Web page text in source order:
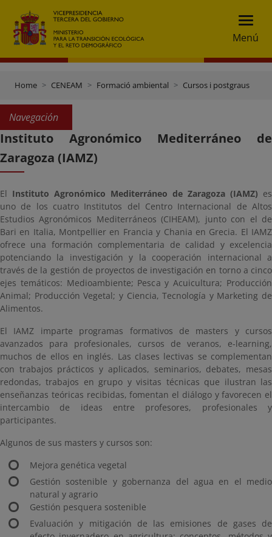
Menú
Home CENEAM Formació ambiental Cursos i postgraus
Navegación
Instituto Agronómico Mediterráneo de
Zaragoza (IAMZ)
El Instituto Agronómico Mediterráneo de Zaragoza (IAMZ) es
uno de los cuatro Institutos del Centro Internacional de Altos
Estudios Agronómicos Mediterráneos (CIHEAM), junto con el de
Bari en Italia, Montpellier en Francia y Chania en Grecia. El IAMZ
ofrece una formación complementaria de calidad y excelencia
potenciando la investigación y la cooperación internacional a
través de la gestión de proyectos de investigación en torno a cinco
ejes temáticos: Medioambiente; Pesca y Acuicultura; Producción
Animal; Producción Vegetal; y Ciencia, Tecnología y Marketing de
Alimentos.
El IAMZ imparte programas formativos de masters y cursos
avanzados para profesionales, cursos de veranos, e-learning,
muchos de ellos en inglés. Las clases lectivas se complementan
con trabajos prácticos y aplicados, seminarios, debates, mesas
redondas, trabajos en grupo y visitas técnicas que ilustran las
enseñanzas teóricas recibidas, fomentan el diálogo y favorecen el
intercambio de ideas entre profesores, profesionales y
participantes.
Algunos de sus masters y cursos son:
Mejora genética vegetal
Gestión sostenible y gobernanza del agua en el medio
natural y agrario
Gestión pesquera sostenible
Evaluación y mitigación de las emisiones de gases de